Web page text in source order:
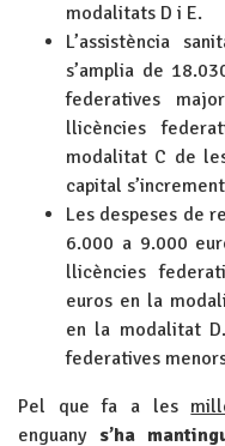
modalitats D i E.
L’assistència
s’amplia de
federatives
llicències
modalitat C de
capital
Les despeses de
6.000 a 9.000
llicències
euros en la
en la modalitat
federatives
Pel que fa a les
enguany s’ha